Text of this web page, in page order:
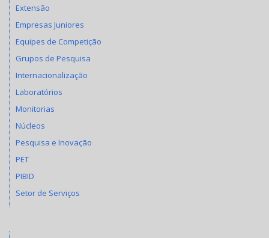
Extensão
Empresas Juniores
Equipes de Competição
Grupos de Pesquisa
Internacionalização
Laboratórios
Monitorias
Núcleos
Pesquisa e Inovação
PET
PIBID
Setor de Serviços